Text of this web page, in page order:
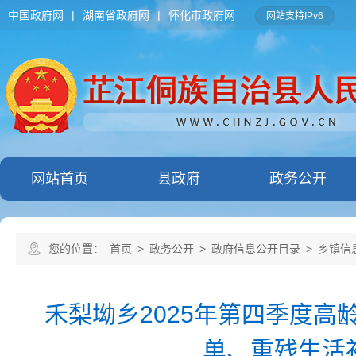
中国政府网 | 湖南省政府网 | 怀化市政府网 网站支持IPv6
网站首页 县政府 政务公开
您的位置： 首页 > 政务公开 > 政府信息公开目录 > 乡镇信
禾梨坳乡2025年第四季度高
单、重残生活